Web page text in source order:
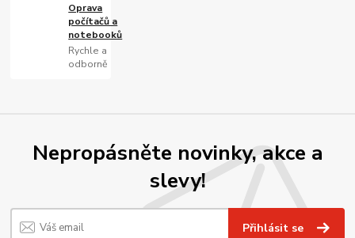
Oprava
počítačů a
notebooků
Rychle a
odborně
Nepropásněte novinky, akce a
slevy!
Přihlásit se